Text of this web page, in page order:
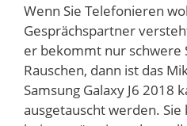
Wenn Sie Telefonieren
Gesprächspartner
er bekommt nur schwere
Rauschen, dann ist das
Samsung Galaxy J6 2018
ausgetauscht werden.